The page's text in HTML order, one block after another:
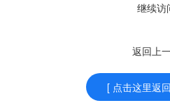
继续访
返回上
[ 点击这里返